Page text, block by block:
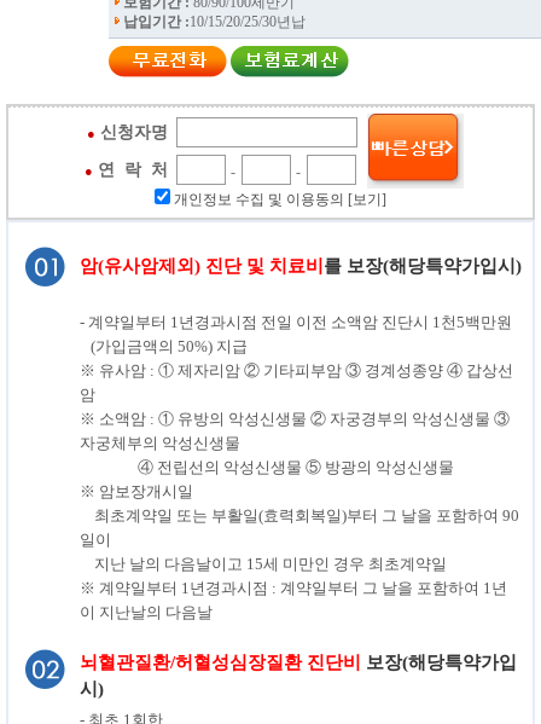
납입기간 :10/15/20/25/30년납
● 신청자명
● 연 락 처 -
-
개인정보 수집 및 이용동의 [보기]
암(유사암제외) 진단 및 치료비 를 보장(해당특약가입시)
- 계약일부터 1년경과시점 전일 이전 소액암 진단시 1천5백만원
(가입금액의 50%) 지급
※ 유사암 : ① 제자리암 ② 기타피부암 ③ 경계성종양 ④ 갑상선
암
※ 소액암 : ① 유방의 악성신생물 ② 자궁경부의 악성신생물 ③
자궁체부의 악성신생물
④ 전립선의 악성신생물 ⑤ 방광의 악성신생물
※ 암보장개시일
최초계약일 또는 부활일(효력회복일)부터 그 날을 포함하여 90
일이
지난 날의 다음날이고 15세 미만인 경우 최초계약일
※ 계약일부터 1년경과시점 : 계약일부터 그 날을 포함하여 1년
이 지난날의 다음날
뇌혈관질환/허혈성심장질환 진단비
보장(해당특약가입
시)
- 최초 1회한